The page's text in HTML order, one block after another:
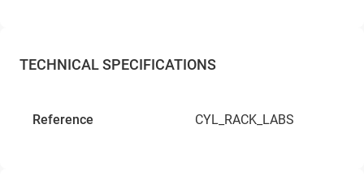
TECHNICAL SPECIFICATIONS
Reference CYL_RACK_LABS